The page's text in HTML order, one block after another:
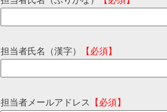
担当者氏名（漢字） 【必須】
担当者メールアドレス 【必須】